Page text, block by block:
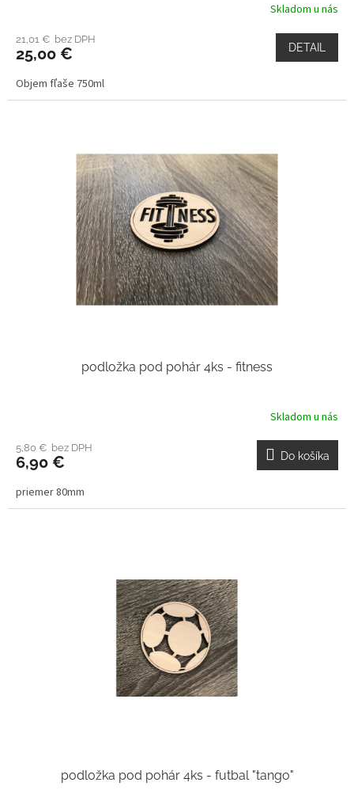
Skladom u nás
21,01 € bez DPH
25,00 € DETAIL
Objem fľaše 750ml
podložka pod pohár 4ks - fitness
Skladom u nás
5,80 € bez DPH
6,90 € Do košíka
priemer 80mm
podložka pod pohár 4ks - futbal "tango"